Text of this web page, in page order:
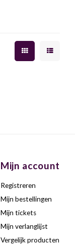
Mijn account
Registreren
Mijn bestellingen
Mijn tickets
Mijn verlanglijst
Vergelijk producten